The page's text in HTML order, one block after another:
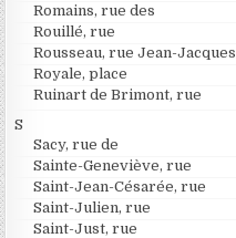
Romains, rue des
Rouillé, rue
Rousseau, rue Jean-Jacques
Royale, place
Ruinart de Brimont, rue
S
Sacy, rue de
Sainte-Geneviève, rue
Saint-Jean-Césarée, rue
Saint-Julien, rue
Saint-Just, rue